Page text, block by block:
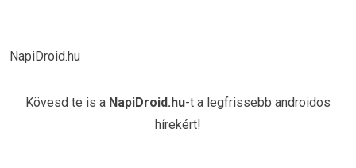
NapiDroid.hu
Kövesd te is a NapiDroid.hu-t a legfrissebb androidos
hírekért!